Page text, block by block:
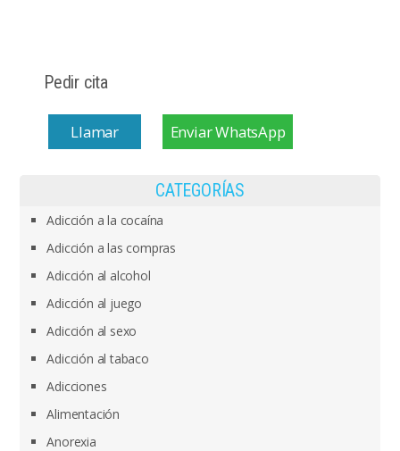
Pedir cita
Llamar Enviar WhatsApp
CATEGORÍAS
Adicción a la cocaína
Adicción a las compras
Adicción al alcohol
Adicción al juego
Adicción al sexo
Adicción al tabaco
Adicciones
Alimentación
Anorexia